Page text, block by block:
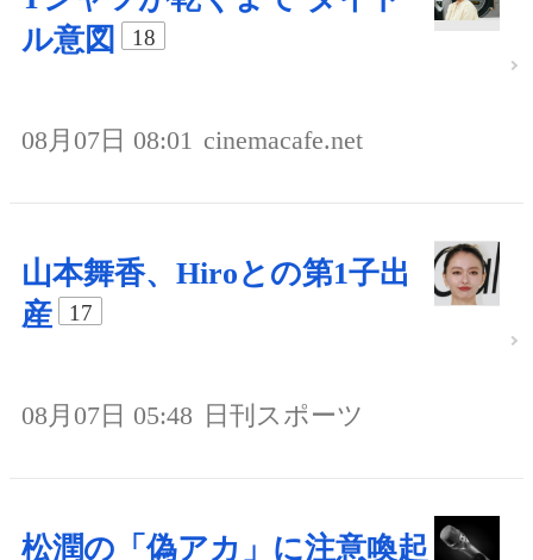
ル意図
18
08月07日 08:01 cinemacafe.net
山本舞香、Hiroとの第1子出
産
17
08月07日 05:48 日刊スポーツ
松潤の「偽アカ」に注意喚起